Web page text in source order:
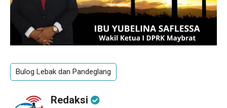
Bulog Lebak dan Pandeglang
Redaksi